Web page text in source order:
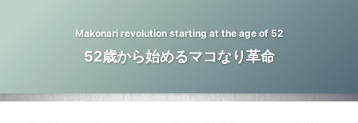
Makonari revolution starting at the age of 52
52歳から始めるマコなり革命